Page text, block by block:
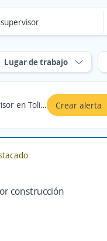
Lugar de trabajo
en Tolima Crear alerta
construcción